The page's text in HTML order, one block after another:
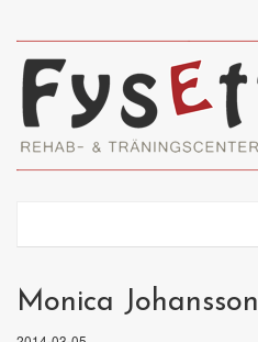
Monica Johansson